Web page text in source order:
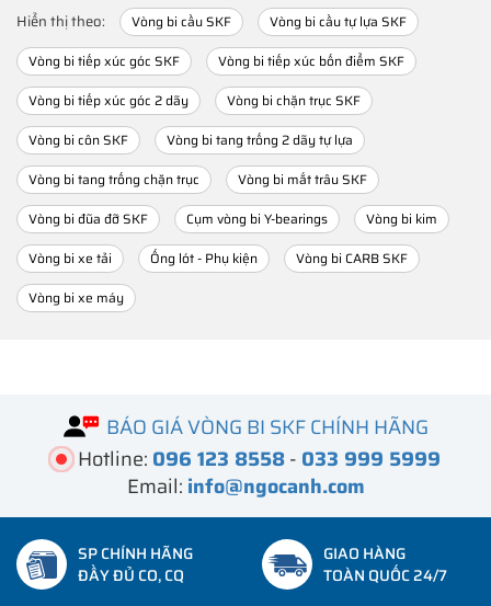
Hiển thị theo: Vòng bi cầu SKF
Vòng bi cầu tự lựa SKF
Vòng bi tiếp xúc góc SKF
Vòng bi tiếp xúc bốn điểm SKF
Vòng bi tiếp xúc góc 2 dãy
Vòng bi chặn trục SKF
Vòng bi côn SKF
Vòng bi tang trống 2 dãy tự lựa
Vòng bi tang trống chặn trục
Vòng bi mắt trâu SKF
Vòng bi đũa đỡ SKF
Cụm vòng bi Y-bearings
Vòng bi kim
Vòng bi xe tải
Ống lót - Phụ kiện
Vòng bi CARB SKF
Vòng bi xe máy
BÁO GIÁ VÒNG BI SKF CHÍNH HÃNG
Hotline: 096 123 8558- 033 999 5999
Email: info@ngocanh.com
SP CHÍNH HÃNG
ĐẦY ĐỦ CO, CQ
GIAO HÀNG
TOÀN QUỐC 24/7